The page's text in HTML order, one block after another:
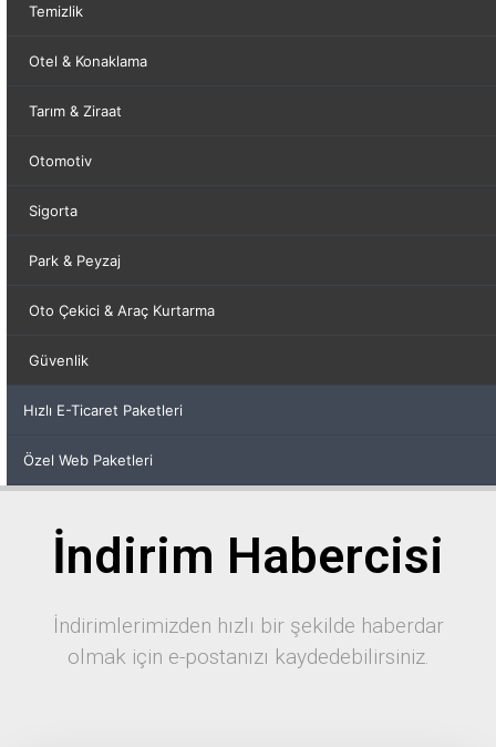
Temizlik
Otel & Konaklama
Tarım & Ziraat
Otomotiv
Sigorta
Park & Peyzaj
Oto Çekici & Araç Kurtarma
Güvenlik
Hızlı E-Ticaret Paketleri
Özel Web Paketleri
İndirim Habercisi
İndirimlerimizden hızlı bir şekilde haberdar
olmak için e-postanızı kaydedebilirsiniz.